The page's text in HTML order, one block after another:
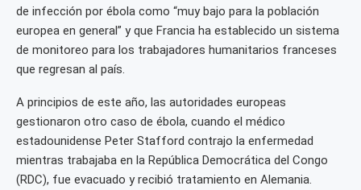
de infección por ébola como “muy bajo para la población
europea en general” y que Francia ha establecido un sistema
de monitoreo para los trabajadores humanitarios franceses
que regresan al país.
A principios de este año, las autoridades europeas
gestionaron otro caso de ébola, cuando el médico
estadounidense Peter Stafford contrajo la enfermedad
mientras trabajaba en la República Democrática del Congo
(RDC), fue evacuado y recibió tratamiento en Alemania.